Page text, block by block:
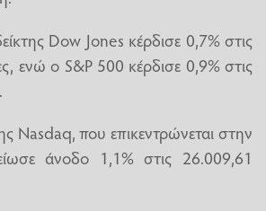
Dow Jones κέρδισε 0,7% στις
ενώ ο S&P 500 κέρδισε 0,9% στις
Nasdaq, που επικεντρώνεται στην
άνοδο 1,1% στις 26.009,61